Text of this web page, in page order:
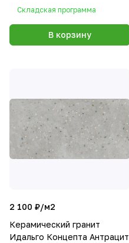
Складская программа
В корзину
2 100 ₽/м2
Керамический гранит
Идальго Концепта Антрацит